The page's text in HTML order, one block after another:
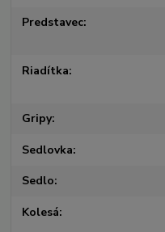
Predstavec
Riadítka
Gripy
Sedlovka
Sedlo
Kolesá